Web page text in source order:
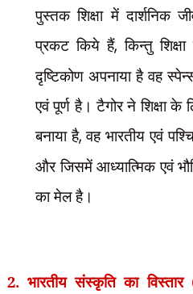
पुस्तक शिक्षा में दार्शनिक
प्रकट किये हैं,किन्तु
दृष्टिकोण अपनाया है वह
एवं पूर्ण है। टैगोर ने शिक्षा के
बनाया है,वह भारतीय एवं
और जिसमें आध्यात्मिक एवं
का मेल है।
2. भारतीय संस्कृति का विस्तार